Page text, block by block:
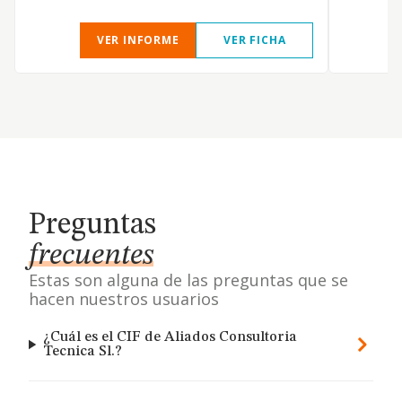
VER INFORME VER FICHA
Preguntas
frecuentes
Estas son alguna de las preguntas que se
hacen nuestros usuarios
¿Cuál es el CIF de Aliados Consultoria
Tecnica Sl.?